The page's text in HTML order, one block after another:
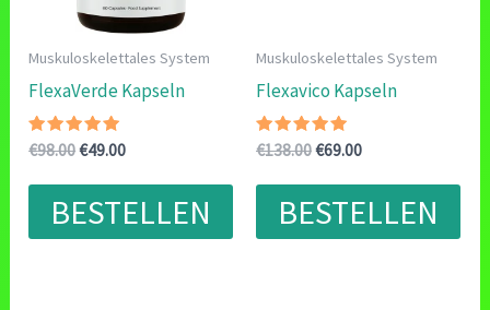
Muskuloskelettales System
FlexaVerde Kapseln
Bewertet
€98.00Ursprünglicher
war:
€98.00
€49.00Aktueller
ist:
€49.00.
BESTELLEN
Muskuloskelettales System
Flexavico Kapseln
Bewertet
€138.00Ursprünglicher
war:
€138.00
€69.00Aktueller
ist:
€69.00.
BESTELLEN